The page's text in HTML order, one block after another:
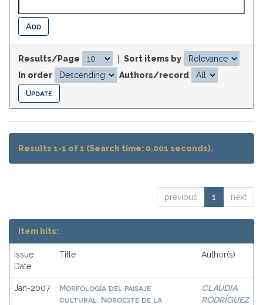
Results/Page
Sort items by
In order
Authors/record
Results 1-1 of 1 (Search time: 0.001 seconds).
previous 1 next
Item hits:
Issue
Date
Title Author(s)
Jan-2007
Morfología del paisaje
cultural. Noroeste de la
CLAUDIA
RODRÍGUEZ